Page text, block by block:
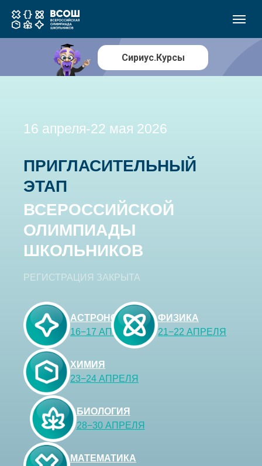
Сириус.Курсы
16 апреля-22 мая 2026
ПРИГЛАСИТЕЛЬНЫЙ
ЭТАП
ВСЕРОССИЙСКОЙ
ОЛИМПИАДЫ
ШКОЛЬНИКОВ
АСТРОНОМИЯ
16−17 АПРЕЛЯ
ФИЗИКА
21−22 АПРЕЛЯ
ХИМИЯ
23−24 АПРЕЛЯ
БИОЛОГИЯ
28−30 АПРЕЛЯ
МАТЕМАТИКА
РЕГИСТРАЦИЯ ЗАКРЫТА